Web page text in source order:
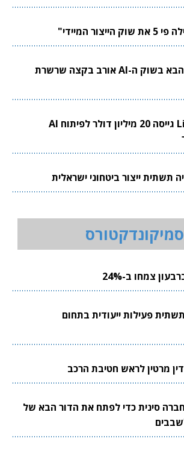
המיידי"
צוואר הבקבוק הבא בשוק ה-AI אורב בקצה שרשרת
Limitless Labs גייסה 20 מיליון דולר לפיתוח AI
סמיקונדקטורס
צמחו ב-24%
פעילות ייעודית בתחום
מרטין לראש חטיבת הרכב
סינית כדי לפתח את הדור הבא של